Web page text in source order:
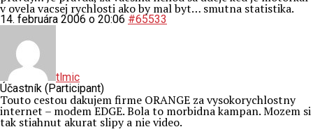
v ovela vacsej rychlosti ako by mal byt… smutna statistika.
14. februára 2006 o 20:06 #65533
tlmic
Účastník (Participant)
Touto cestou dakujem firme ORANGE za vysokorychlostny
internet – modem EDGE. Bola to morbidna kampan. Mozem si
tak stiahnut akurat slipy a nie video.